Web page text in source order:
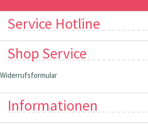
Service Hotline
Shop Service
Widerrufsformular
Informationen